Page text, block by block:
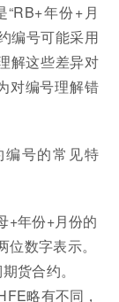
年份+月
编号可能采用
解这些差异对
对编号理解错
号的常见特
+年份+月份的
数字表示。
货合约。
略有不同，